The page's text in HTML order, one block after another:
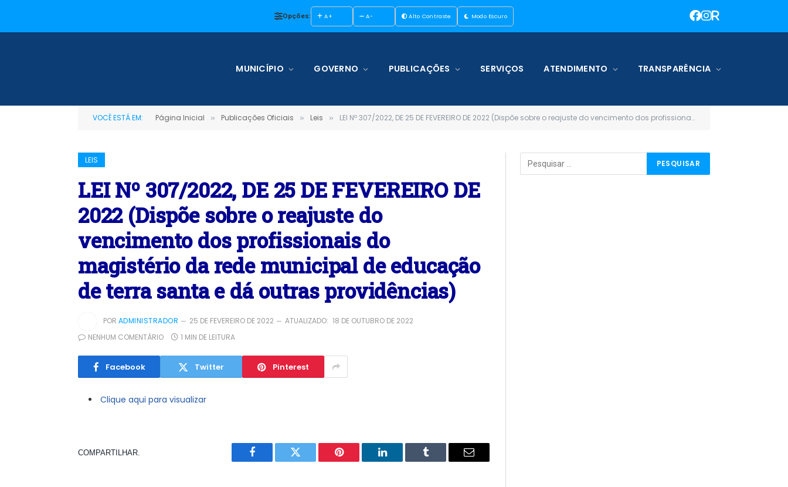
Opções: A+ A- Alto Contraste Modo Escuro
MUNICÍPIO GOVERNO PUBLICAÇÕES SERVIÇOS ATENDIMENTO TRANSPARÊNCIA
VOCÊ ESTÁ EM: Página Inicial » Publicações Oficiais » Leis » LEI Nº 307/2022, DE 25 DE FEVEREIRO DE 2022 (Dispõe sobre o reajuste do vencimento dos profissionais do magistério da rede municipal de educação de terra santa e dá outras providências)
LEIS
LEI Nº 307/2022, DE 25 DE FEVEREIRO DE
2022 (Dispõe sobre o reajuste do
vencimento dos profissionais do
magistério da rede municipal de educação
de terra santa e dá outras providências)
POR ADMINISTRADOR 25 DE FEVEREIRO DE 2022 ATUALIZADO: 18 DE OUTUBRO DE 2022
NENHUM COMENTÁRIO
1 MIN DE LEITURA
Facebook Twitter Pinterest
Clique aqui para visualizar
COMPARTILHAR.
Facebook Twitter Pinterest LinkedIn Tumblr
E-